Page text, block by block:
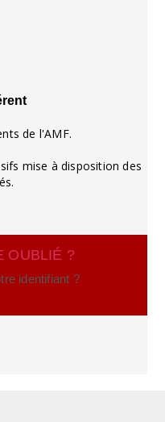
de l'AMF.
mise à disposition des
OUBLIÉ ?
identifiant ?